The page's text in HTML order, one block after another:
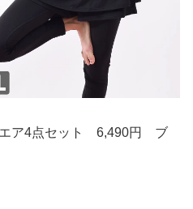
エア4点セット 6,490円 ブ